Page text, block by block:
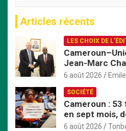
h
e
r
Articles récents
LES CHOIX DE
Jean-Marc
son mandat
6 août 2026
SOCIÉTÉ
Cameroun :
en sept mois,
violées avant
6 août 2026